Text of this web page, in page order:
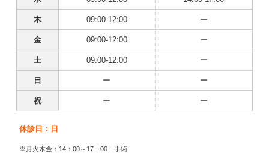
木 09:00-12:00 ー
金 09:00-12:00 ー
土 09:00-12:00 ー
日 ー ー
祝 ー ー
休診日：日
※月火木金：14：00～17：00 手術